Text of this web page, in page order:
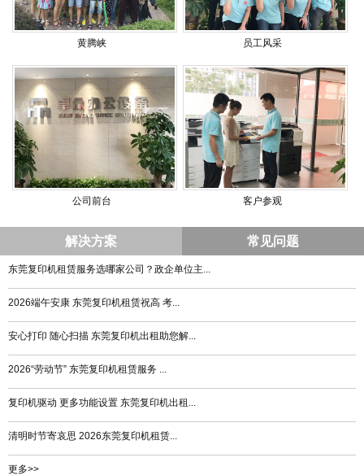
黄腾峡 员工风采
公司前台 客户参观
解决方案 常见问题
东莞复印机租赁服务选哪家公司？政企单位主...
2026端午安康 东莞复印机租赁祝高 考...
安心打印 随心扫描 东莞复印机出租助您解...
2026“劳动节” 东莞复印机租赁服务 ...
复印机驱动 更多功能设置 东莞复印机出租...
清明时节寄哀思 2026东莞复印机租赁...
更多>>